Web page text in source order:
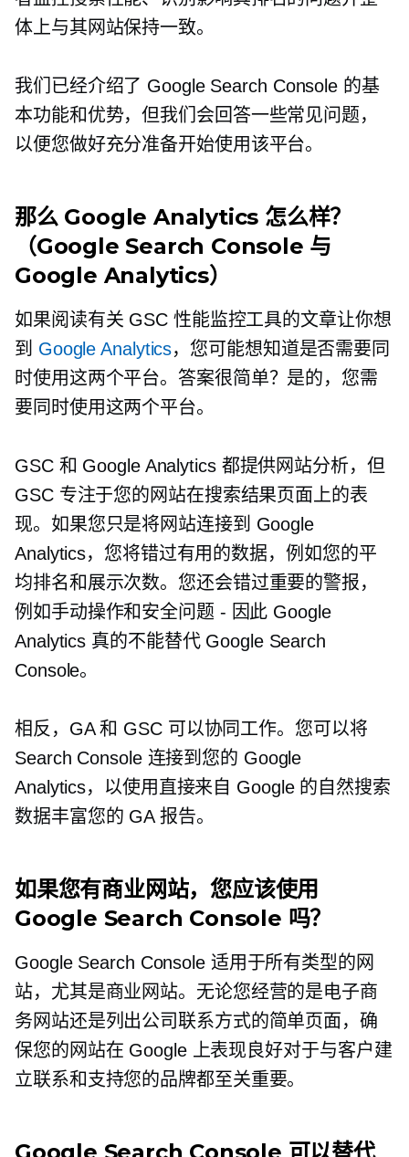
体上与其网站保持一致。
我们已经介绍了 Google Search Console 的基
本功能和优势，但我们会回答一些常见问题，
以便您做好充分准备开始使用该平台。
那么 Google Analytics 怎么样？
（Google Search Console 与
Google Analytics）
如果阅读有关 GSC 性能监控工具的文章让你想
到 Google Analytics，您可能想知道是否需要同
时使用这两个平台。答案很简单？是的，您需
要同时使用这两个平台。
GSC 和 Google Analytics 都提供网站分析，但
GSC 专注于您的网站在搜索结果页面上的表
现。如果您只是将网站连接到 Google
Analytics，您将错过有用的数据，例如您的平
均排名和展示次数。您还会错过重要的警报，
例如手动操作和安全问题 - 因此 Google
Analytics 真的不能替代 Google Search
Console。
相反，GA 和 GSC 可以协同工作。您可以将
Search Console 连接到您的 Google
Analytics，以使用直接来自 Google 的自然搜索
数据丰富您的 GA 报告。
如果您有商业网站，您应该使用
Google Search Console 吗？
Google Search Console 适用于所有类型的网
站，尤其是商业网站。无论您经营的是电子商
务网站还是列出公司联系方式的简单页面，确
保您的网站在 Google 上表现良好对于与客户建
立联系和支持您的品牌都至关重要。